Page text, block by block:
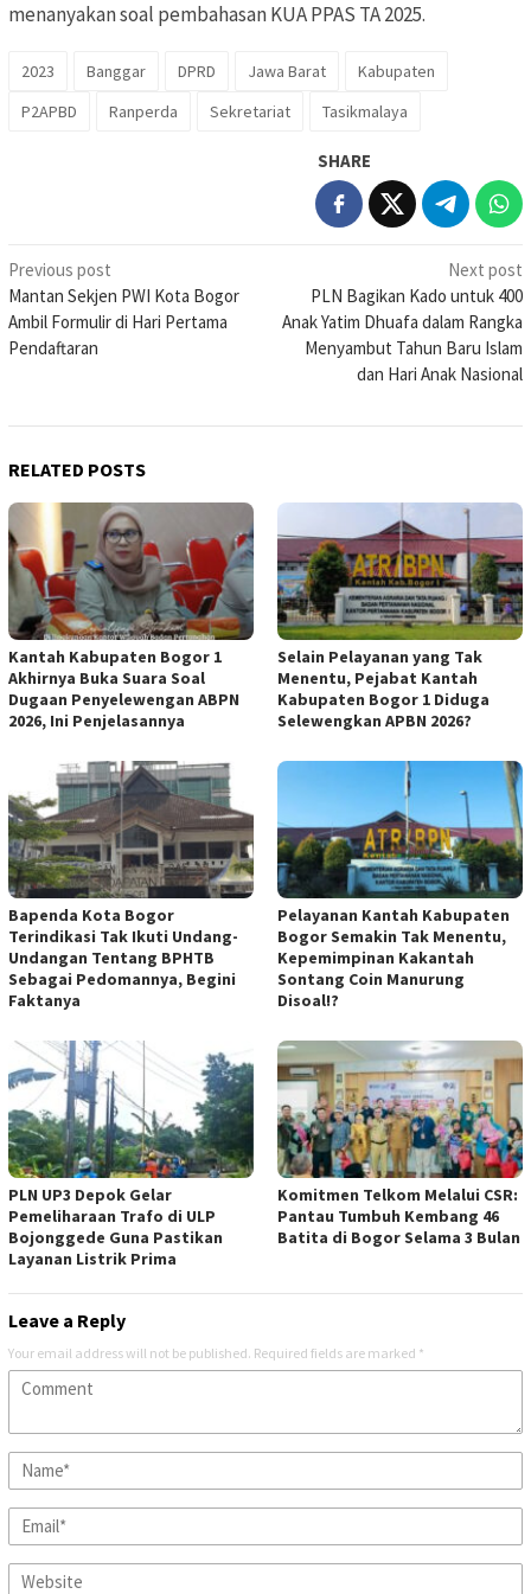
menanyakan soal pembahasan KUA PPAS TA 2025.
2023 Banggar DPRD Jawa Barat
Kabupaten
P2APBD
Ranperda Sekretariat Tasikmalaya
SHARE
Post
navigation
Previous post
Mantan Sekjen PWI Kota Bogor
Ambil Formulir di Hari Pertama
Pendaftaran
Next post
PLN Bagikan Kado untuk 400
Anak Yatim Dhuafa dalam Rangka
Menyambut Tahun Baru Islam
dan Hari Anak Nasional
RELATED POSTS
Kantah Kabupaten Bogor 1
Akhirnya Buka Suara Soal
Dugaan Penyelewengan ABPN
2026, Ini Penjelasannya
Selain Pelayanan yang Tak
Menentu, Pejabat Kantah
Kabupaten Bogor 1 Diduga
Selewengkan APBN 2026?
Bapenda Kota Bogor
Terindikasi Tak Ikuti Undang-
Undangan Tentang BPHTB
Sebagai Pedomannya, Begini
Faktanya
Pelayanan Kantah Kabupaten
Bogor Semakin Tak Menentu,
Kepemimpinan Kakantah
Sontang Coin Manurung
Disoal!?
PLN UP3 Depok Gelar
Pemeliharaan Trafo di ULP
Bojonggede Guna Pastikan
Layanan Listrik Prima
Komitmen Telkom Melalui CSR:
Pantau Tumbuh Kembang 46
Batita di Bogor Selama 3 Bulan
Leave a Reply
Your email address will not be published. Required fields are marked *